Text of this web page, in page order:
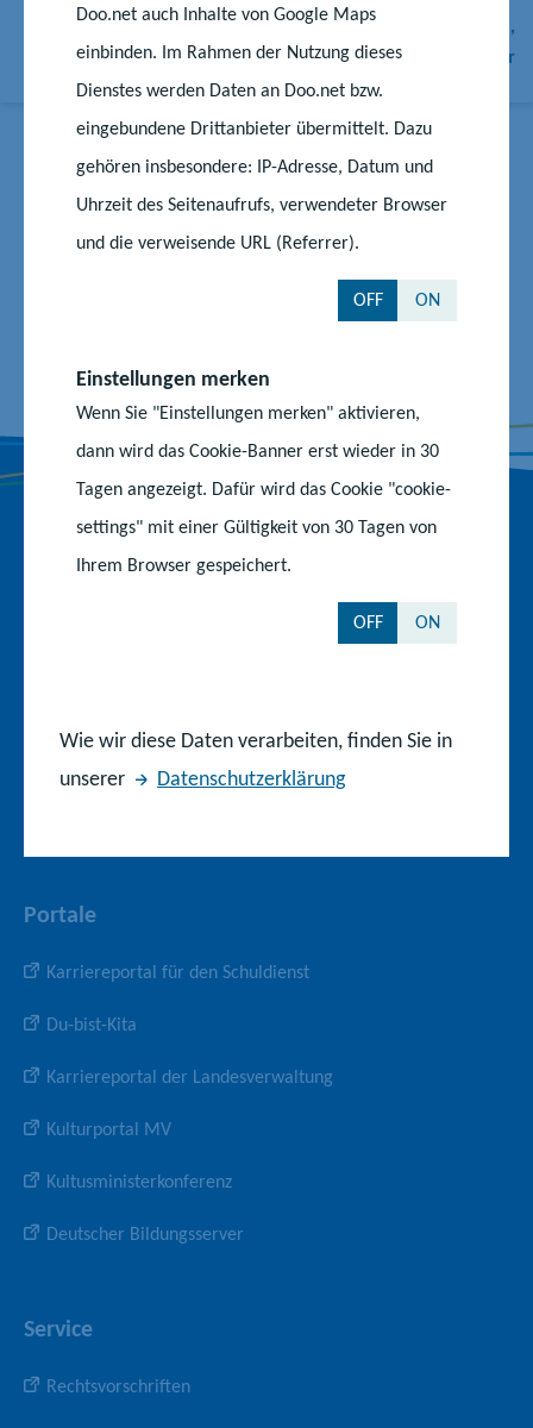
Doo.net auch Inhalte von Google Maps
einbinden. Im Rahmen der Nutzung dieses
Dienstes werden Daten an Doo.net bzw.
eingebundene Drittanbieter übermittelt. Dazu
gehören insbesondere: IP-Adresse, Datum und
Uhrzeit des Seitenaufrufs, verwendeter Browser
und die verweisende URL (Referrer).
OFF ON
Einstellungen merken
Wenn Sie "Einstellungen merken" aktivieren,
dann wird das Cookie-Banner erst wieder in 30
Tagen angezeigt. Dafür wird das Cookie "cookie-
settings" mit einer Gültigkeit von 30 Tagen von
Ihrem Browser gespeichert.
OFF ON
Wie wir diese Daten verarbeiten, finden Sie in
unserer
Datenschutzerklärung
Schüler-, Lehrer- sowie Schulzahlen, Prognosen,
Schulverzeichnis und mehr
Auf dem Laufenden bleiben
Z
c
e
b
o
k
-
Z
t
a
g
a
m
i
Z
T
u
-
Behörden und Einrichtungen
Ministerium für Bildung und Kindertagesförderung
Kompetenzzentrum für Berufliche Schulen
Portale
Karriereportal für den Schuldienst
Du-bist-Kita
Karriereportal der Landesverwaltung
Kulturportal MV
Kultusministerkonferenz
Deutscher Bildungsserver
Service
Rechtsvorschriften